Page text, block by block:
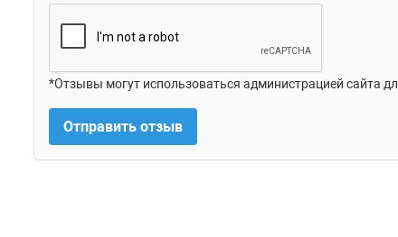
*Отзывы могут использоваться администрацией сайта